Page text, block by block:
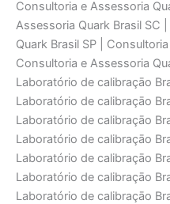
Consultoria e Assessoria
Assessoria Quark Brasil SC
Quark Brasil SP |
Consultoria e Assessoria
Laboratório de calibraçāo
Laboratório de calibraçāo
Laboratório de calibraçāo
Laboratório de calibraçāo
Laboratório de calibraçāo
Laboratório de calibraçāo
Laboratório de calibraçāo